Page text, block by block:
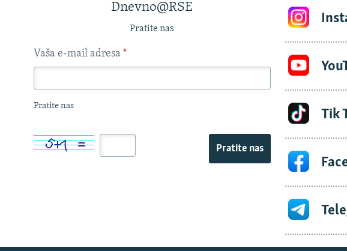
Dnevno@RSE
Pratite nas
Vaša e-mail adresa *
Pratite nas
Pratite nas
Tik